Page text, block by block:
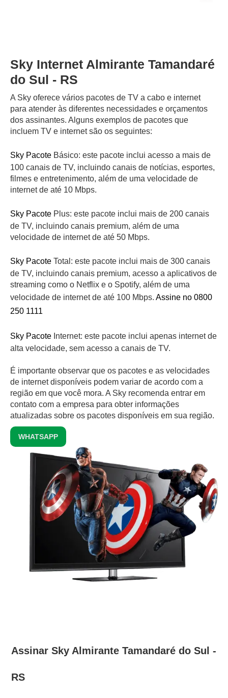
Sky Internet Almirante Tamandaré
do Sul - RS
A Sky oferece vários pacotes de TV a cabo e internet
para atender às diferentes necessidades e orçamentos
dos assinantes. Alguns exemplos de pacotes que
incluem TV e internet são os seguintes:
Sky Pacote Básico: este pacote inclui acesso a mais de
100 canais de TV, incluindo canais de notícias, esportes,
filmes e entretenimento, além de uma velocidade de
internet de até 10 Mbps.
Sky Pacote Plus: este pacote inclui mais de 200 canais
de TV, incluindo canais premium, além de uma
velocidade de internet de até 50 Mbps.
Sky Pacote Total: este pacote inclui mais de 300 canais
de TV, incluindo canais premium, acesso a aplicativos de
streaming como o Netflix e o Spotify, além de uma
velocidade de internet de até 100 Mbps. Assine no 0800
250 1111
Sky Pacote Internet: este pacote inclui apenas internet de
alta velocidade, sem acesso a canais de TV.
É importante observar que os pacotes e as velocidades
de internet disponíveis podem variar de acordo com a
região em que você mora. A Sky recomenda entrar em
contato com a empresa para obter informações
atualizadas sobre os pacotes disponíveis em sua região.
WHATSAPP
Assinar Sky Almirante Tamandaré do Sul -
RS